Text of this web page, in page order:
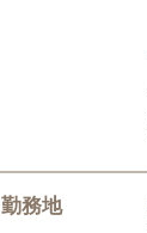
勤務地